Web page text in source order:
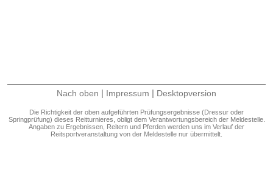
Nach oben | Impressum | Desktopversion
Die Richtigkeit der oben aufgeführten Prüfungsergebnisse (Dressur oder
Springprüfung) dieses Reitturnieres, obligt dem Verantwortungsbereich der Meldestelle.
Angaben zu Ergebnissen, Reitern und Pferden werden uns im Verlauf der
Reitsportveranstaltung von der Meldestelle nur übermittelt.